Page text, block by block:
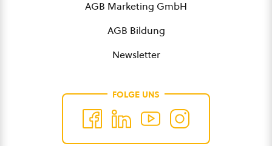
AGB Marketing GmbH
AGB Bildung
Newsletter
FOLGE UNS